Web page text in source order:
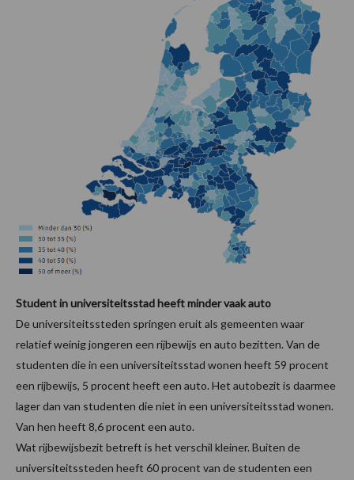
Student in universiteitsstad heeft minder vaak auto
De universiteitssteden springen eruit als gemeenten waar
relatief weinig jongeren een rijbewijs en auto bezitten. Van de
studenten die in een universiteitsstad wonen heeft 59 procent
een rijbewijs, 5 procent heeft een auto. Het autobezit is daarmee
lager dan van studenten die niet in een universiteitsstad wonen.
Van hen heeft 8,6 procent een auto.
Wat rijbewijsbezit betreft is het verschil kleiner. Buiten de
universiteitssteden heeft 60 procent van de studenten een